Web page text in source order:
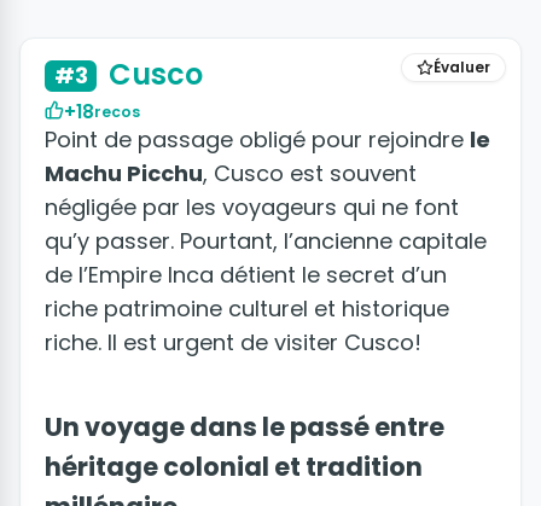
Évaluer
#3 Cusco
+18recos
Point de passage obligé pour rejoindre le
Machu Picchu, Cusco est souvent
négligée par les voyageurs qui ne font
qu’y passer. Pourtant, l’ancienne capitale
de l’Empire Inca détient le secret d’un
riche patrimoine culturel et historique
riche. Il est urgent de visiter Cusco!
Un voyage dans le passé entre
héritage colonial et tradition